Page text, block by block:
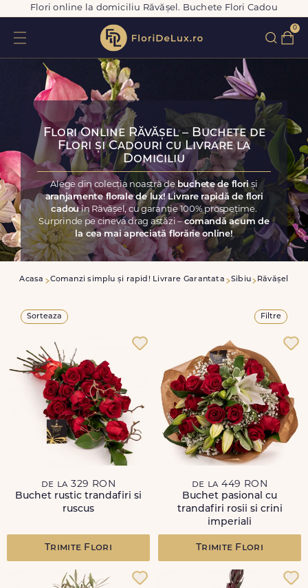
Flori online la domiciliu Răvășel. Buchete Flori Cadou
0
Flori Online Răvășel – Buchete de
Flori și Cadouri cu Livrare la
Domiciliu
Alege din colecția noastră de buchete de floriși
aranjamente florale de lux! Livrare rapidă de flori
cadouîn Răvășel, cu garanție 100% prospețime.
Surprinde pe cineva drag astăzi –comandă acum de
la cea mai apreciată florărie online!
Acasa Comanzi simplu și rapid! Livrare Garantata Sibiu Răvășel
Sorteaza Filtre
de la 329 RON
Buchet rustic trandafiri si
ruscus
Trimite Flori
de la 449 RON
Buchet pasional cu
trandafiri rosii si crini
imperiali
Trimite Flori